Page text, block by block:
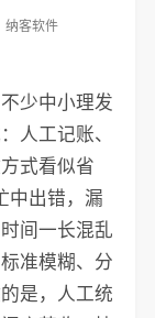
纳客软件
少中小理发
人工记账、
式看似省
出错，漏
间一长混乱
准模糊、分
是，人工统